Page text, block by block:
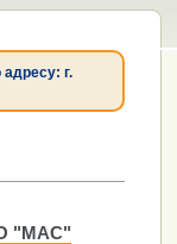
г.
"МАС"